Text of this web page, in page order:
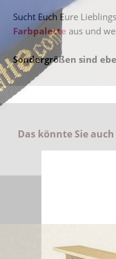
Sucht Euch Eure
Farbpalette aus und
Sondergrößen sind
Das könnte Sie